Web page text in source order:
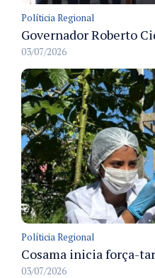
Políticia Regional
03/07/2026
Políticia Regional
03/07/2026